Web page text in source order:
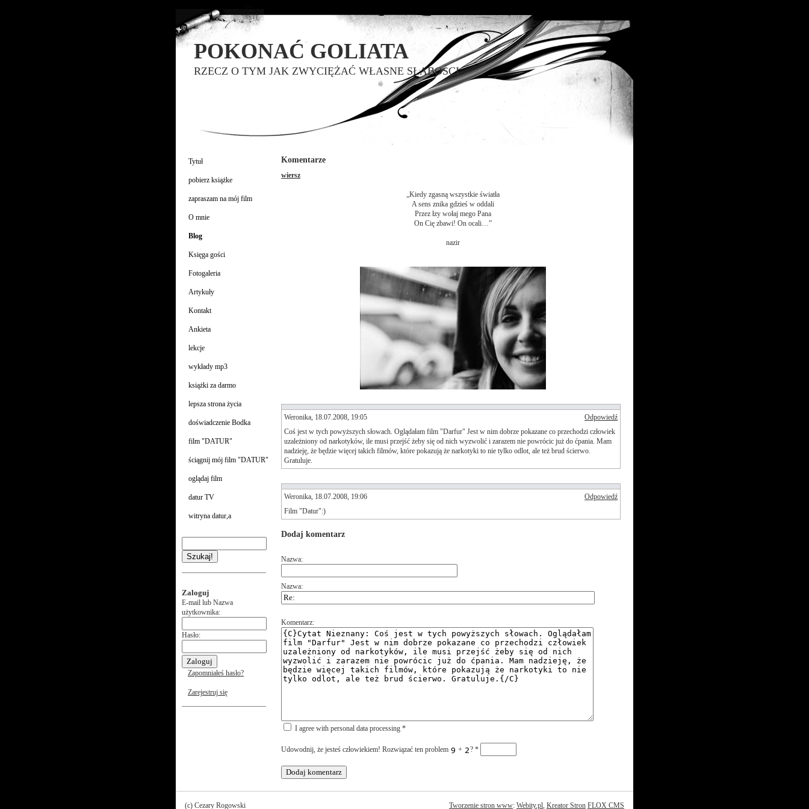
POKONAĆ GOLIATA
RZECZ O TYM JAK ZWYCIĘŻAĆ WŁASNE SŁABOŚCI
Tytuł
pobierz książke
zapraszam na mój film
O mnie
Blog
Księga gości
Fotogaleria
Artykuły
Kontakt
Ankieta
lekcje
wykłady mp3
książki za darmo
lepsza strona życia
doświadczenie Bodka
film "DATUR"
ściągnij mój film "DATUR"
oglądaj film
datur TV
witryna datur,a
Szukaj!
Zaloguj
E-mail lub Nazwa
użytkownika:
Hasło:
Zapomniałeś hasło?
Zarejestruj się
Komentarze
wiersz
„Kiedy zgasną wszystkie światła
A sens znika gdzieś w oddali
Przez łzy wołaj mego Pana
On Cię zbawi! On ocali…”
nazir
Weronika, 18.07.2008, 19:05
Odpowiedź
Coś jest w tych powyższych słowach. Oglądałam film "Darfur" Jest w nim dobrze pokazane co przechodzi człowiek
uzależniony od narkotyków, ile musi przejść żeby się od nich wyzwolić i zarazem nie powrócic już do ćpania. Mam
nadzieję, że będzie więcej takich filmów, które pokazują że narkotyki to nie tylko odlot, ale też brud ścierwo.
Gratuluje.
Weronika, 18.07.2008, 19:06
Odpowiedź
Film "Datur":)
Dodaj komentarz
Nazwa:
Nazwa:
Komentarz:
I agree with personal data processing *
Udowodnij, że jesteś człowiekiem! Rozwiązać ten problem + ? *
Tworzenie stron www: Webity.pl, Kreator Stron FLOX CMS
(c) Cezary Rogowski